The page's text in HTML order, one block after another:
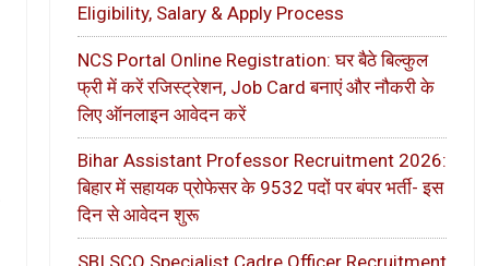
Eligibility, Salary & Apply Process
NCS Portal Online Registration: घर बैठे बिल्कुल
फ्री में करें रजिस्ट्रेशन, Job Card बनाएं और नौकरी के
लिए ऑनलाइन आवेदन करें
Bihar Assistant Professor Recruitment 2026:
बिहार में सहायक प्रोफेसर के 9532 पदों पर बंपर भर्ती- इस
दिन से आवेदन शुरू
SBI SCO Specialist Cadre Officer Recruitment